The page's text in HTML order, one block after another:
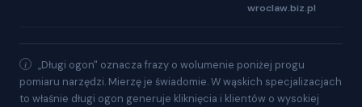
wroclaw.biz.pl
„Długi ogon" oznacza frazy o wolumenie poniżej progu
pomiaru narzędzi. Mierzę je świadomie. W wąskich specjalizacjach
to właśnie długi ogon generuje kliknięcia i klientów o wysokiej